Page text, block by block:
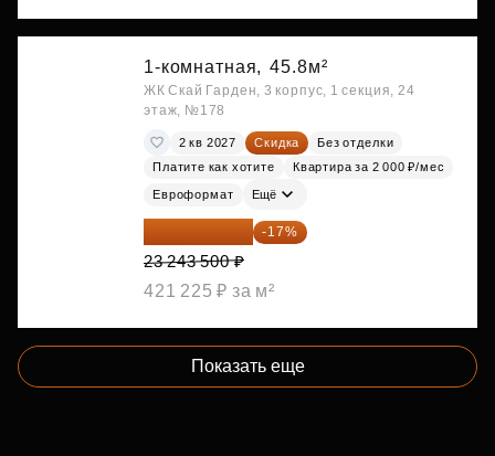
1-комнатная, 45.8м²
ЖК Скай Гарден, 3 корпус, 1 секция, 24
этаж, №178
2 кв 2027 Скидка
Без отделки
Платите как хотите
Квартира за 2 000 ₽/мес
Евроформат Ещё
19 292 105 ₽ -17%
23 243 500 ₽
421 225 ₽ за м²
Показать еще